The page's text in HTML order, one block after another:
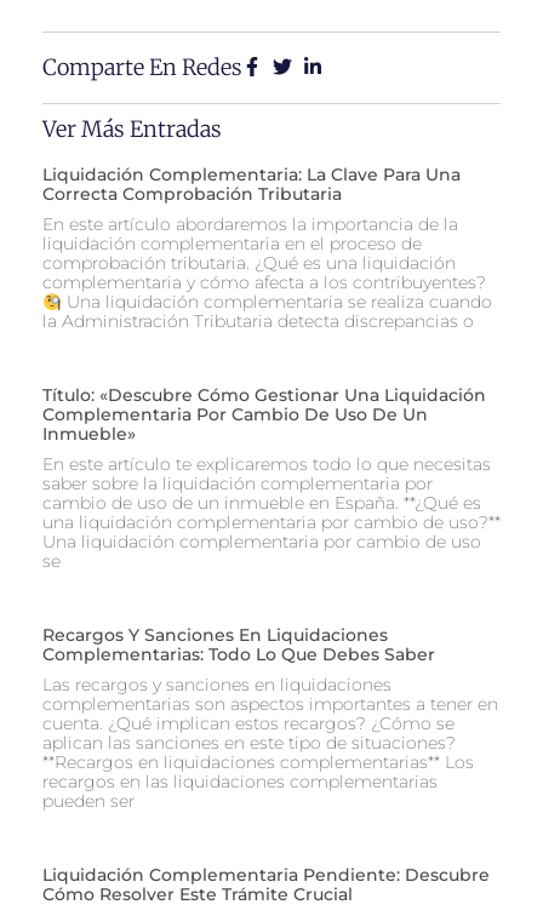
Comparte En Redes
Ver Más Entradas
Liquidación Complementaria: La Clave Para Una
Correcta Comprobación Tributaria
En este artículo abordaremos la importancia de la
liquidación complementaria en el proceso de
comprobación tributaria. ¿Qué es una liquidación
complementaria y cómo afecta a los contribuyentes?
Una liquidación complementaria se realiza cuando
la Administración Tributaria detecta discrepancias o
Título: «Descubre Cómo Gestionar Una Liquidación
Complementaria Por Cambio De Uso De Un
Inmueble»
En este artículo te explicaremos todo lo que necesitas
saber sobre la liquidación complementaria por
cambio de uso de un inmueble en España. **¿Qué es
una liquidación complementaria por cambio de uso?**
Una liquidación complementaria por cambio de uso
se
Recargos Y Sanciones En Liquidaciones
Complementarias: Todo Lo Que Debes Saber
Las recargos y sanciones en liquidaciones
complementarias son aspectos importantes a tener en
cuenta. ¿Qué implican estos recargos? ¿Cómo se
aplican las sanciones en este tipo de situaciones?
**Recargos en liquidaciones complementarias** Los
recargos en las liquidaciones complementarias
pueden ser
Liquidación Complementaria Pendiente: Descubre
Cómo Resolver Este Trámite Crucial